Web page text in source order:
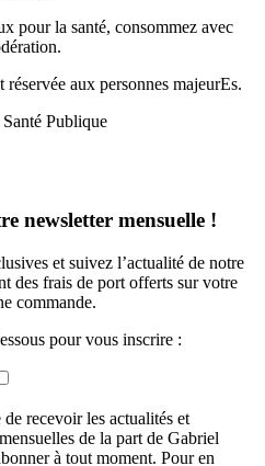
pour la santé, consommez avec
aux personnes majeurEs.
newsletter mensuelle !
et suivez l’actualité de notre
des frais de port offerts sur votre
commande.
pour vous inscrire :
de recevoir les actualités et
de la part de Gabriel
à tout moment. Pour en